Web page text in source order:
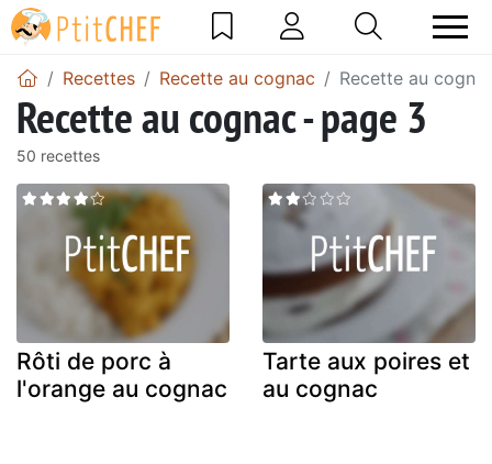
Recettes Recette au cognac Recette au
Recette au cognac - page 3
50 recettes
Rôti de porc à
l'orange au cognac
Tarte aux poires et
au cognac